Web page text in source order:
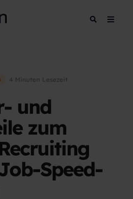
4 Minuten Lesezeit
und
zum
Speed-